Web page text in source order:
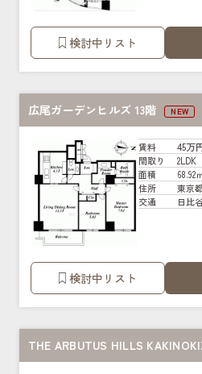
検討中リスト
広尾ガーデンヒルズ 13階 NEW
賃料 45万
間取り
2LDK
面積
68.92
住所
東京
交通
日比
検討中リスト
THE ARBUTUS HILLS